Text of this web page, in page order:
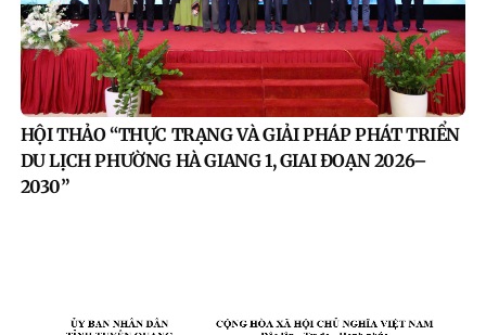
HỘI THẢO “THỰC TRẠNG VÀ GIẢI PHÁP PHÁT TRIỂN
DU LỊCH PHƯỜNG HÀ GIANG 1, GIAI ĐOẠN 2026–
2030”